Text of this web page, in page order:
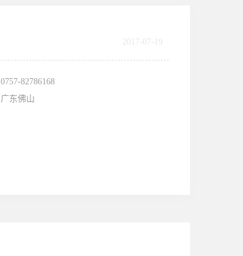
2017-07-19
0757-82786168
广东佛山